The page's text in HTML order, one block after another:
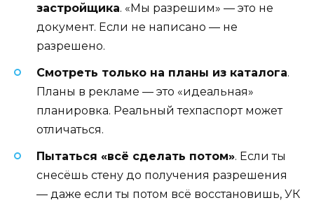
застройщика. «Мы разрешим» — это не
документ. Если не написано — не
разрешено.
Смотреть только на планы из каталога.
Планы в рекламе — это «идеальная»
планировка. Реальный техпаспорт может
отличаться.
Пытаться «всё сделать потом». Если ты
снесёшь стену до получения разрешения
— даже если ты потом всё восстановишь, УК